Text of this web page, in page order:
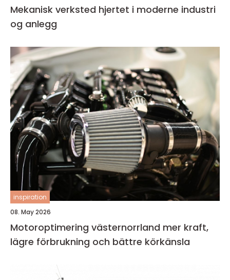
Mekanisk verksted hjertet i moderne industri
og anlegg
inspiration
08. May 2026
Motoroptimering västernorrland mer kraft,
lägre förbrukning och bättre körkänsla